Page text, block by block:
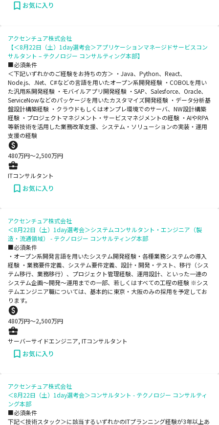
お気に入り
アクセンチュア株式会社
【＜8月22日（土）1day選考会＞アプリケーションマネージドサービスコン
サルタント – テクノロジー コンサルティング本部】
■必須条件
＜下記いずれかのご経験をお持ちの方＞ ・Java、Python、React、
Node.js、.Net、C#などの言語を用いたオープン系開発経験 ・COBOLを用い
た汎用系開発経験 ・モバイルアプリ開発経験 ・SAP、Salesforce、Oracle、
ServiceNowなどのパッケージを用いたカスタマイズ開発経験 ・データ分析基
盤設計構築経験 ・クラウドもしくはオンプレ環境でのサーバ、NW設計構築
経験 ・プロジェクトマネジメント・サービスマネジメントの経験 ・AIやRPA
等新技術を活用した業務改革支援、システム・ソリューションの実装・運用
支援の経験
480万円〜2,500万円
ITコンサルタント
お気に入り
アクセンチュア株式会社
＜8月22日（土）1day選考会＞システムコンサルタント・エンジニア（製
造・流通領域） - テクノロジー コンサルティング本部
■必須条件
・オープン系開発言語を用いたシステム開発経験・各種業務システムの導入
経験 ・業務要件定義、システム要件定義、設計・開発・テスト、移行（シス
テム移行、業務移行）、プロジェクト管理経験、運用設計、といった一連の
システム企画～開発～運用までの一部、若しくはすべての工程の経験 ※シス
テムエンジニア職については、基本的に東京・大阪のみの採用を予定してお
ります。
480万円〜2,500万円
サーバーサイドエンジニア, ITコンサルタント
お気に入り
アクセンチュア株式会社
＜8月22日（土）1day選考会＞コンサルタント - テクノロジー コンサルティ
ング本部
■必須条件
下記＜技術スタック＞に該当するいずれかのITプランニング経験が3年以上あ